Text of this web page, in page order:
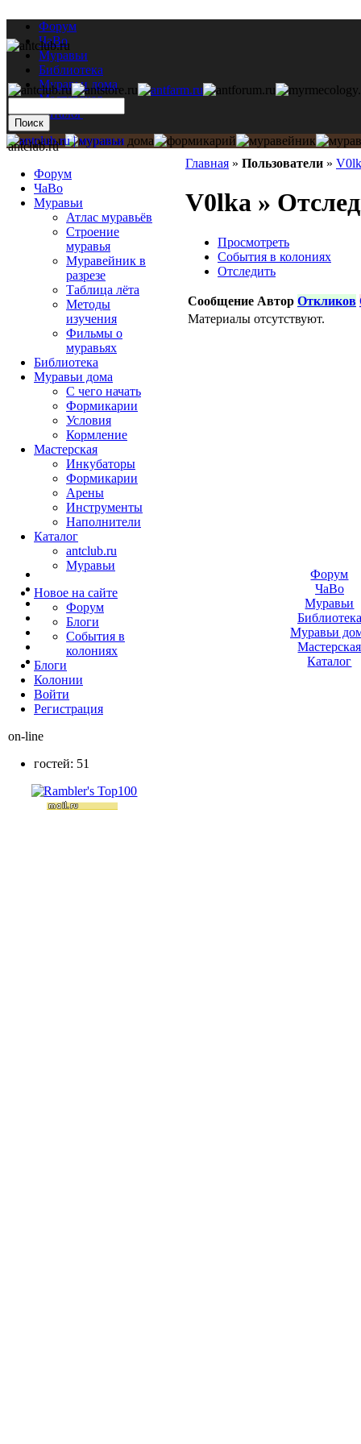
Форум
ЧаВо
Муравьи
Библиотека
Муравьи дома
Мастерская
Каталог
Главная » Пользователи »
V0lka »
Просмотреть
События в колониях
Отследить
Сообщение Автор Откликов
Материалы отсутствуют.
antclub.ru
Форум
ЧаВо
Муравьи
Атлас муравьёв
Строение
муравья
Муравейник в
разрезе
Таблица лёта
Методы
изучения
Фильмы о
муравьях
Библиотека
Муравьи дома
С чего начать
Формикарии
Условия
Кормление
Мастерская
Инкубаторы
Формикарии
Арены
Инструменты
Наполнители
Каталог
antclub.ru
Муравьи
Новое на сайте
Форум
Блоги
События в
колониях
Блоги
Колонии
Войти
Peгиcтpaция
on-line
гостей: 51
Форум
ЧаВо
Муравьи
Библиотека
Муравьи
Мастерская
Каталог